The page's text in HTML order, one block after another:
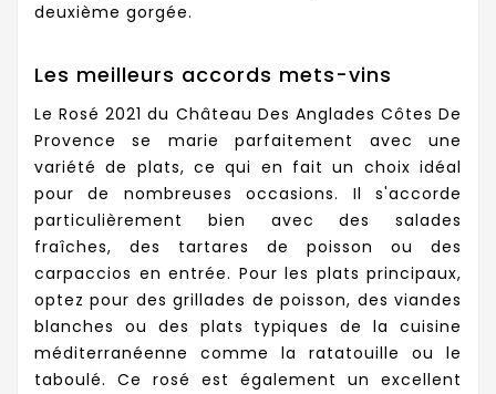
deuxième gorgée.
Les meilleurs accords mets-vins
Le Rosé 2021 du Château Des Anglades Côtes De
Provence se marie parfaitement avec une
variété de plats, ce qui en fait un choix idéal
pour de nombreuses occasions. Il s'accorde
particulièrement bien avec des salades
fraîches, des tartares de poisson ou des
carpaccios en entrée. Pour les plats principaux,
optez pour des grillades de poisson, des viandes
blanches ou des plats typiques de la cuisine
méditerranéenne comme la ratatouille ou le
taboulé. Ce rosé est également un excellent